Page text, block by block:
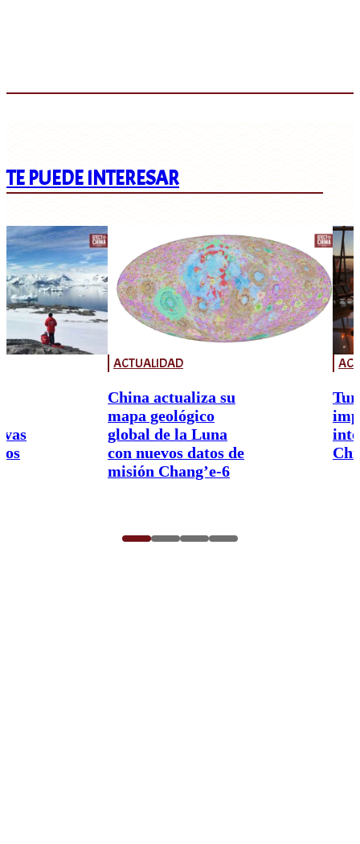
TE PUEDE INTERESAR
ACTUALIDAD
China actualiza su
mapa geológico
global de la Luna
con nuevos datos de
misión Chang’e-6